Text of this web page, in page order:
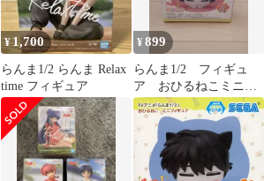
¥1,700
らんま1/2 らんま Relax
time フィギュア
¥899
らんま1/2 フィギュ
ア おひるねこミニフ
ィギュア 天道あか
ね 箱あり